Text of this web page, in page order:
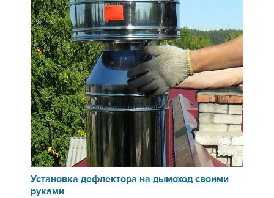
43080
Установка дефлектора на дымоход своими
руками